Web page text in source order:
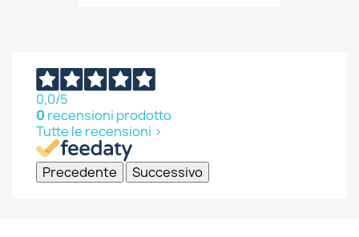
0,0/5
0 recensioni prodotto
Tutte le recensioni >
Precedente Successivo